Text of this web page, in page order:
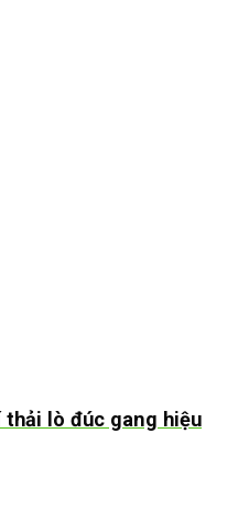
thải lò đúc gang hiệu